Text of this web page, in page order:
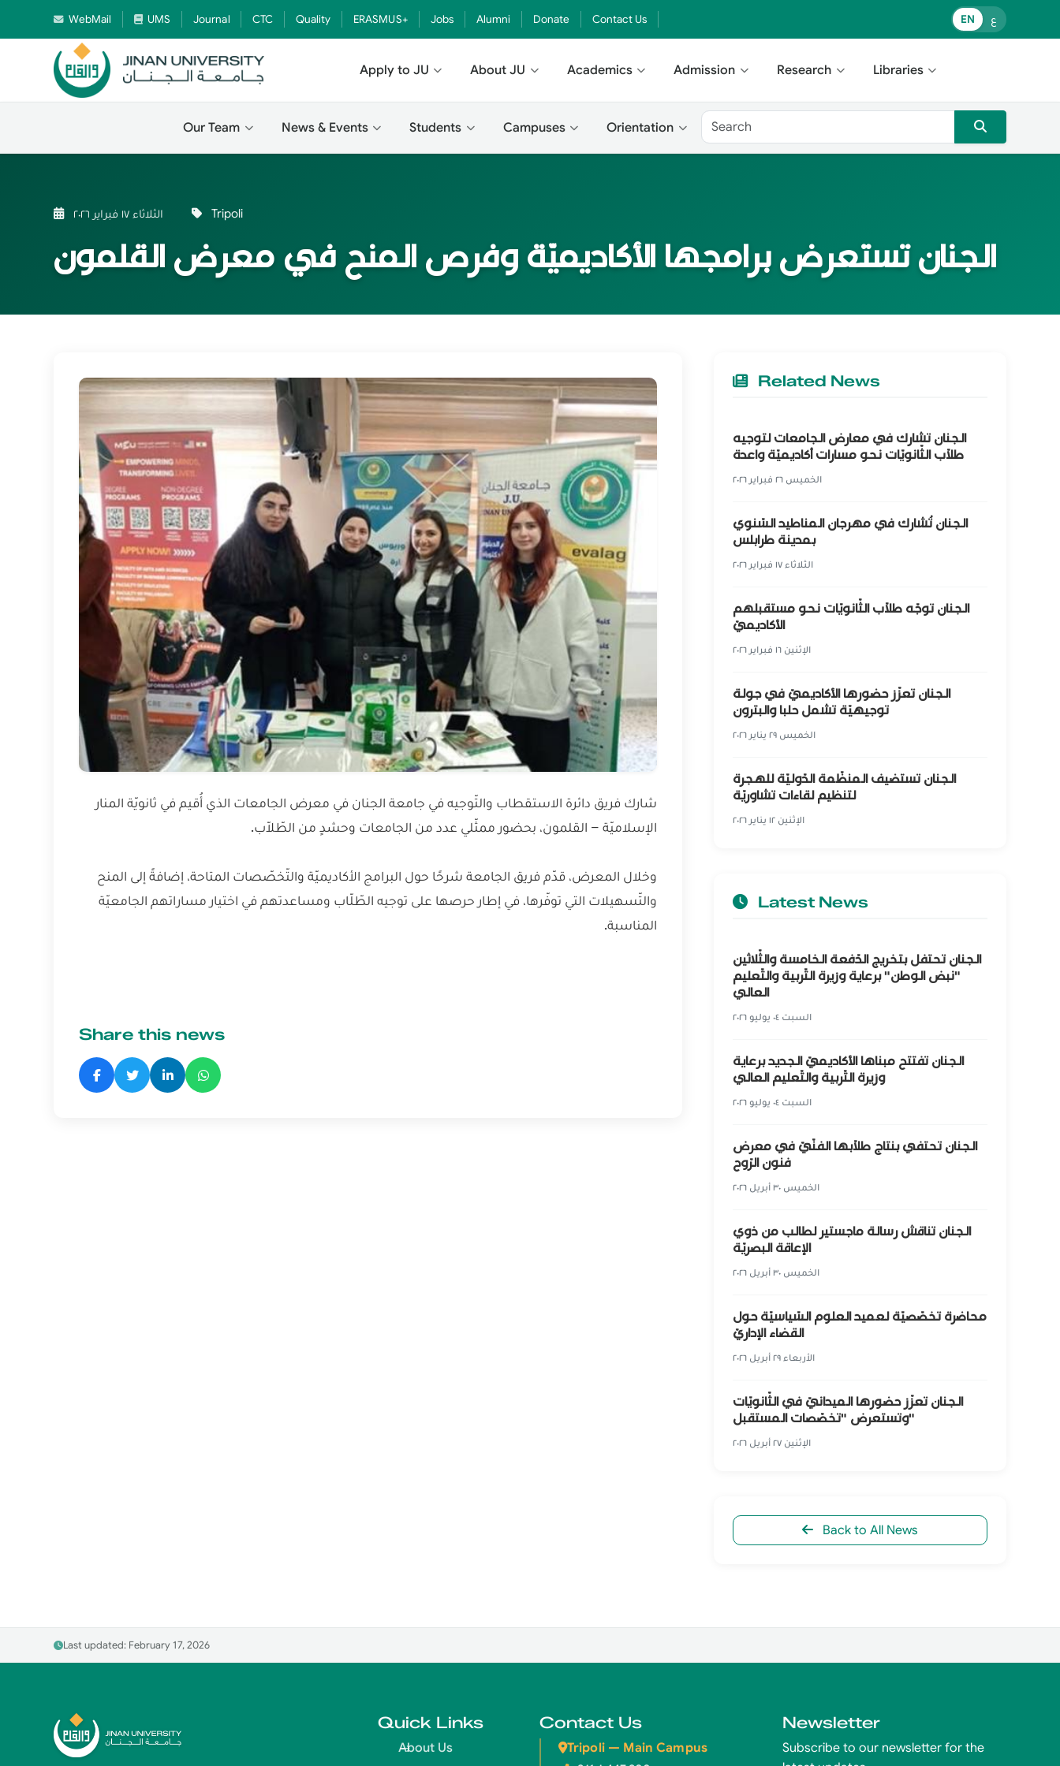
WebMail UMS Journal CTC Quality ERASMUS+ Jobs Alumni Donate Contact Us EN ع
Apply to JU About JU Academics Admission Research Libraries
Our Team News & Events Students Campuses Orientation
Tripoli
الجنان تستعرض برامجها الأكاديميّة وفرص المنح في معرض القلمون
شارك فريق دائرة الاستقطاب والتّوجيه في جامعة الجنان في معرض الجامعات الذي أُقيم في ثانويّة المنار
الإسلاميّة – القلمون، بحضور ممثّلي عدد من الجامعات وحشدٍ من الطّلاّب.
وخلال المعرض، قدّم فريق الجامعة شرحًا حول البرامج الأكاديميّة والتّخصّصات المتاحة، إضافةً إلى المنح
والتّسهيلات التي توفّرها، في إطار حرصها على توجيه الطّلّاب ومساعدتهم في اختيار مساراتهم الجامعيّة
المناسبة.
Share this news
Related News
الجنان تشارك في معارض الجامعات لتوجيه
طلّاب الثّانويّات نحو مسارات أكاديميّة واعدة
الخميس ٢٦ فبراير ٢٠٢٦
الجنان تُشارك في مهرجان المناطيد السّنوي
بمدينة طرابلس
الثلاثاء ١٧ فبراير ٢٠٢٦
الجنان توجّه طلاّب الثّانويّات نحو مستقبلهم
الأكاديميّ
الإثنين ١٦ فبراير ٢٠٢٦
الجنان تعزّز حضورها الأكاديميّ في جولة
توجيهيّة تشمل حلبا والبترون
الخميس ٢٩ يناير ٢٠٢٦
الجنان تستضيف المنظّمة الدّوليّة للهجرة
لتنظيم لقاءات تشاوريّة
الإثنين ١٢ يناير ٢٠٢٦
Latest News
الجنان تحتفل بتخريج الدّفعة الخامسة والثّلاثين
"نبض الوطن" برعاية وزيرة التّربية والتّعليم
العالي
السبت ٠٤ يوليو ٢٠٢٦
الجنان تفتتح مبناها الأكاديميّ الجديد برعاية
وزيرة التّربية والتّعليم العالي
السبت ٠٤ يوليو ٢٠٢٦
الجنان تحتفي بنتاج طلّابها الفنّيّ في معرض
فنون الرّوح
الخميس ٣٠ أبريل ٢٠٢٦
الجنان تناقش رسالة ماجستير لطالب من ذوي
الإعاقة البصريّة
الخميس ٣٠ أبريل ٢٠٢٦
محاضرة تخصّصيّة لعميد العلوم السّياسيّة حول
القضاء الإداريّ
الأربعاء ٢٩ أبريل ٢٠٢٦
الجنان تعزّز حضورها الميدانيّ في الثّانويّات
وتستعرض "تخصّصات المستقبل"
الإثنين ٢٧ أبريل ٢٠٢٦
Back to All News
Last updated: February 17, 2026
Quick Links
About Us
Contact Us
Tripoli — Main Campus
Newsletter
Subscribe to our newsletter for the